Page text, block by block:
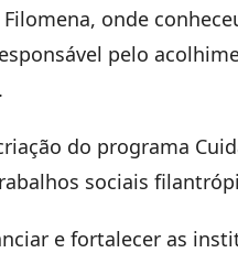
onde
pelo
do programa
sociais
e fortalecer as